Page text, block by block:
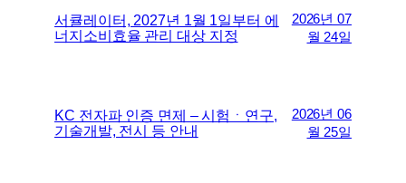
서큘레이터, 2027년 1월 1일부터 에
너지소비효율 관리 대상 지정
2026년 07
월 24일
KC 전자파 인증 면제 – 시험ㆍ연구,
기술개발, 전시 등 안내
2026년 06
월 25일